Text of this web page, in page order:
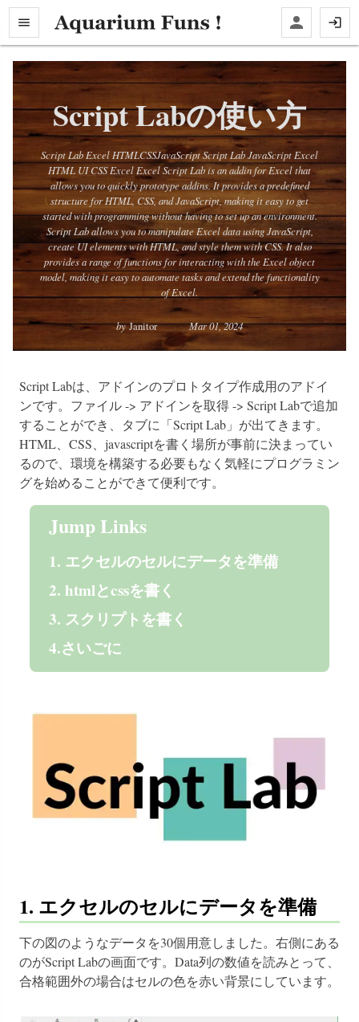
Script Labの使い方
Script Lab Excel HTMLCSSJavaScript Script Lab JavaScript Excel
HTML UI CSS Excel Excel Script Lab is an addin for Excel that
allows you to quickly prototype addins. It provides a predefined
structure for HTML, CSS, and JavaScript, making it easy to get
started with programming without having to set up an environment.
Script Lab allows you to manipulate Excel data using JavaScript,
create UI elements with HTML, and style them with CSS. It also
provides a range of functions for interacting with the Excel object
model, making it easy to automate tasks and extend the functionality
of Excel.
byJanitor Mar 01, 2024
Script Labは、アドインのプロトタイプ作成用のアドイ
ンです。ファイル -> アドインを取得 -> Script Labで追加
することができ、タブに「Script Lab」が出てきます。
HTML、CSS、javascriptを書く場所が事前に決まってい
るので、環境を構築する必要もなく気軽にプログラミン
グを始めることができて便利です。
Jump Links
1. エクセルのセルにデータを準備
2. htmlとcssを書く
3. スクリプトを書く
4.さいごに
1. エクセルのセルにデータを準備
下の図のようなデータを30個用意しました。右側にある
のがScript Labの画面です。Data列の数値を読みとって、
合格範囲外の場合はセルの色を赤い背景にしています。